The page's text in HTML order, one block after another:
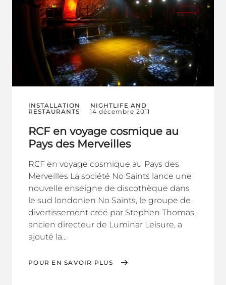
INSTALLATION
NIGHTLIFE AND
RESTAURANTS
14 décembre 2011
RCF en voyage cosmique au
Pays des Merveilles
RCF en voyage cosmique au Pays des
Merveilles La société No Saints lance une
nouvelle enseigne de discothèque dans
le sud londonien No Saints, le groupe de
divertissement créé par Stephen Thomas,
ancien directeur de Luminar Leisure, a
ajouté la...
POUR EN SAVOIR PLUS